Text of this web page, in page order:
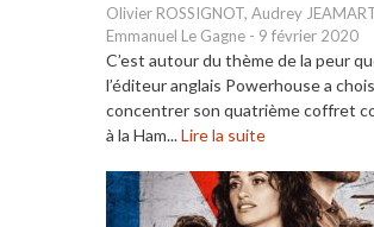
Olivier ROSSIGNOT, Audrey
Emmanuel Le Gagne - 9 février 2020
C’est autour du thème de la peur
l’éditeur anglais Powerhouse a
concentrer son quatrième coffret
à la Ham...Lire la suite